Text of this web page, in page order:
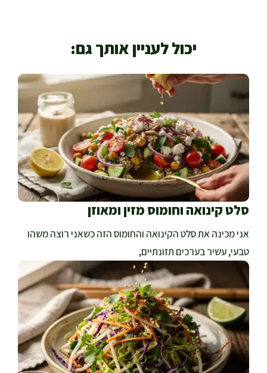
יכול לעניין אותך גם:
סלט קינואה וחומוס מזין ומאוזן
אני מכינה את סלט הקינואה והחומוס הזה כשאני רוצה משהו
טבעי, עשיר בערכים תזונתיים,